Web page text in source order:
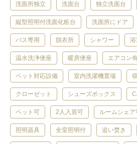
洗面所独立 洗面台 独立洗面台
縦型照明付洗面化粧台 洗面所にドア
バス専用 脱衣所 シャワー
温水洗浄便座 暖房便座 エアコン
ペット対応設備 室内洗濯機置場
クローゼット シューズボックス
ペット可 2人入居可 ルームシェア
照明器具 全室照明付 追い焚き